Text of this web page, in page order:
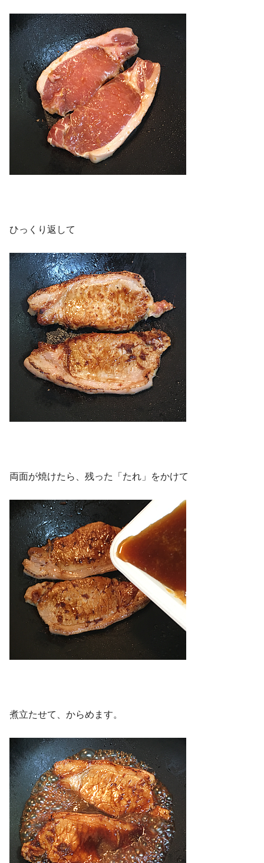
ひっくり返して
両面が焼けたら、残った「たれ」をかけて
煮立たせて、からめます。